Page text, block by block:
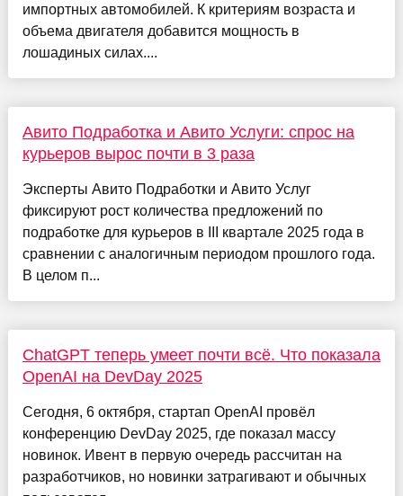
импортных автомобилей. К критериям возраста и
объема двигателя добавится мощность в
лошадиных силах....
Авито Подработка и Авито Услуги: спрос на
курьеров вырос почти в 3 раза
Эксперты Авито Подработки и Авито Услуг
фиксируют рост количества предложений по
подработке для курьеров в III квартале 2025 года в
сравнении с аналогичным периодом прошлого года.
В целом п...
ChatGPT теперь умеет почти всё. Что показала
OpenAI на DevDay 2025
Сегодня, 6 октября, стартап OpenAI провёл
конференцию DevDay 2025, где показал массу
новинок. Ивент в первую очередь рассчитан на
разработчиков, но новинки затрагивают и обычных